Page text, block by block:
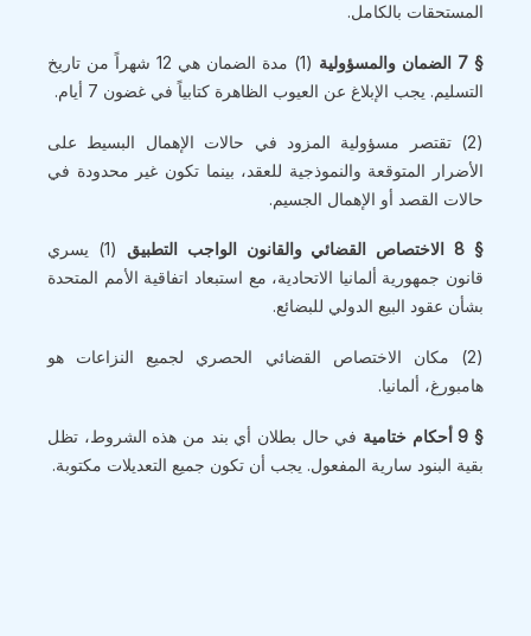
المستحقات بالكامل.
§ 7 الضمان والمسؤولية
(1) مدة الضمان هي 12 شهراً من تاريخ
التسليم. يجب الإبلاغ عن العيوب الظاهرة كتابياً في غضون 7 أيام.
(2) تقتصر مسؤولية المزود في حالات الإهمال البسيط على
الأضرار المتوقعة والنموذجية للعقد، بينما تكون غير محدودة في
حالات القصد أو الإهمال الجسيم.
§ 8 الاختصاص القضائي والقانون الواجب التطبيق
(1) يسري
قانون جمهورية ألمانيا الاتحادية، مع استبعاد اتفاقية الأمم المتحدة
بشأن عقود البيع الدولي للبضائع.
(2) مكان الاختصاص القضائي الحصري لجميع النزاعات هو
هامبورغ، ألمانيا.
§ 9 أحكام ختامية
في حال بطلان أي بند من هذه الشروط، تظل
بقية البنود سارية المفعول. يجب أن تكون جميع التعديلات مكتوبة.